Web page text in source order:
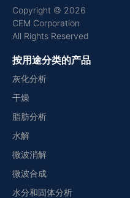
Copyright © 2026
CEM Corporation
All Rights Reserved
按用途分类的产品
灰化分析
干燥
脂肪分析
水解
微波消解
微波合成
水分和固体分析